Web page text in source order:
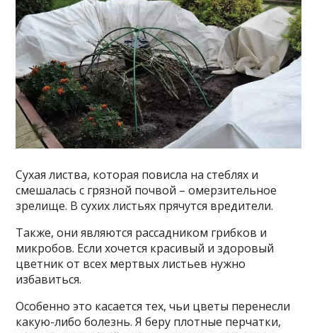
Сухая листва, которая повисла на стеблях и
смешалась с грязной почвой – омерзительное
зрелище. В сухих листьях прячутся вредители.
Также, они являются рассадником грибков и
микробов. Если хочется красивый и здоровый
цветник от всех мертвых листьев нужно
избавиться.
Особенно это касается тех, чьи цветы перенесли
какую-либо болезнь. Я беру плотные перчатки,